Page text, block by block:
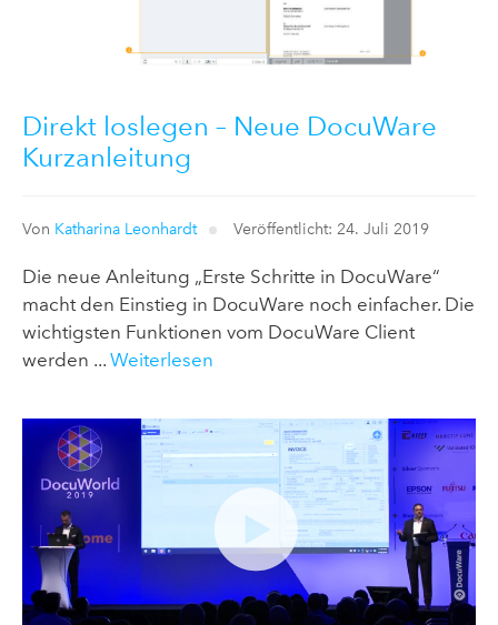
Direkt loslegen – Neue DocuWare
Kurzanleitung
Von Katharina Leonhardt Veröffentlicht: 24. Juli 2019
Die neue Anleitung „Erste Schritte in DocuWare“
macht den Einstieg in DocuWare noch einfacher. Die
wichtigsten Funktionen vom DocuWare Client
werden ... Weiterlesen